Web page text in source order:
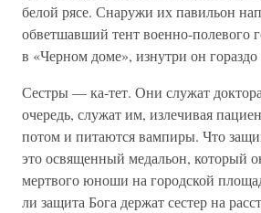
белой рясе. Снаружи их павильон
обветшавший тент военно-полевого
в «Черном доме», изнутри он
Сестры — ка-тет. Они служат
очередь, служат им, излечивая
потом и питаются вампиры. Что
это освященный медальон, который
мертвого юноши на городской
ли защита Бога держат сестер на